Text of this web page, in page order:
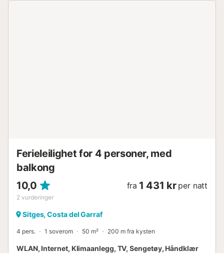
Ferieleilighet for 4 personer, med
balkong
10,0
2 vurderinger
fra 1 431 kr per natt
Sitges, Costa del Garraf
4 pers. 1 soverom 50 m² 200 m fra kysten
WLAN, Internet, Klimaanlegg, TV, Sengetøy, Håndklær